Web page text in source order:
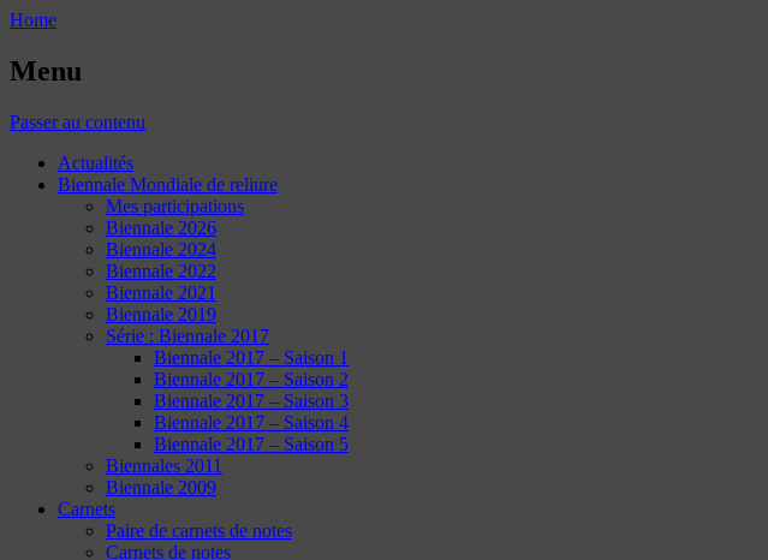
Home
Menu
Passer au contenu
Actualités
Biennale Mondiale de reliure
Mes participations
Biennale 2026
Biennale 2024
Biennale 2022
Biennale 2021
Biennale 2019
Série : Biennale 2017
Biennale 2017 – Saison 1
Biennale 2017 – Saison 2
Biennale 2017 – Saison 3
Biennale 2017 – Saison 4
Biennale 2017 – Saison 5
Biennales 2011
Biennale 2009
Carnets
Paire de carnets de notes
Carnets de notes